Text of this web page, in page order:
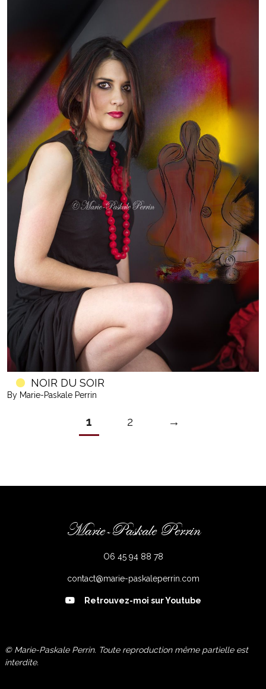
NOIR DU SOIR
By Marie-Paskale Perrin
1 2 →
Marie-Paskale Perrin
O6 45 94 88 78
contact@marie-paskaleperrin.com
Retrouvez-moi sur Youtube
© Marie-Paskale Perrin. Toute reproduction même partielle est
interdite.